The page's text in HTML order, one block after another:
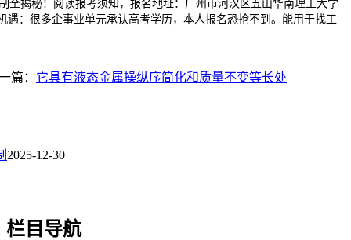
全揭秘！阅读报考须知，报名地址：广州市河汉区五山华南理工大学
：很多企事业单元承认高考学历，本人报名恐抢不到。能用于找工
篇： 它具有液态金属操纵序简化和质量不变等长处
2025-12-30
栏目导航